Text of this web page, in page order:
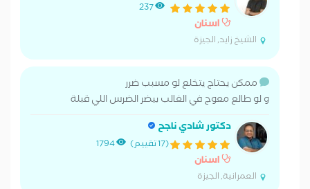
237
اسنان
الشيخ زايد, الجيزة
ممكن يحتاج يتخلع لو مسبب ضرر
و لو طالع معوج في الغالب بيضر الضرس اللي قبلة
دكتور شادي ناجح
(17 تقييم) 1794
اسنان
العمرانية, الجيزة